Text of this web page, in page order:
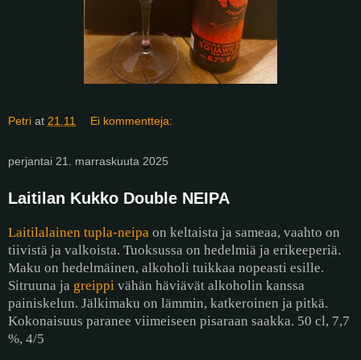
Petri at 21.11 Ei kommentteja:
perjantai 21. marraskuuta 2025
Laitilan Kukko Double NEIPA
Laitilalainen tupla-neipa on keltaista ja sameaa, vaahto on
tiivistä ja valkoista. Tuoksussa on hedelmiä ja erikeeperiä.
Maku on hedelmäinen, alkoholi tuikkaa nopeasti esille.
Sitruuna ja greippi vähän häviävät alkoholin kanssa
painiskelun. Jälkimaku on lämmin, katkeroinen ja pitkä.
Kokonaisuus paranee viimeiseen pisaraan saakka. 50 cl, 7,7
%, 4/5